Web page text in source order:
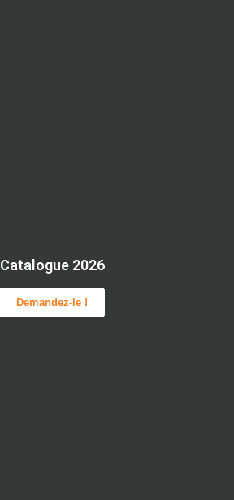
Catalogue 2026
Demandez-le !